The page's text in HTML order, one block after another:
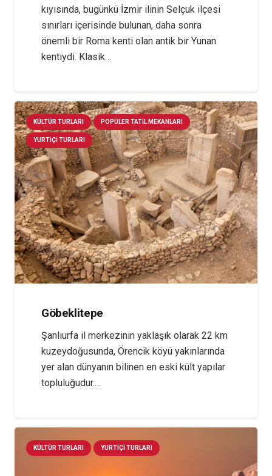
kıyısında, bugünkü İzmir ilinin Selçuk ilçesi
sınırları içerisinde bulunan, daha sonra
önemli bir Roma kenti olan antik bir Yunan
kentiydi. Klasik…
KÜLTÜR TURLARI POPÜLER TATIL MEKANLARI
YURTIÇI TURLARI
Göbeklitepe
Şanlıurfa il merkezinin yaklaşık olarak 22 km
kuzeydoğusunda, Örencik köyü yakınlarında
yer alan dünyanın bilinen en eski kült yapılar
topluluğudur.…
KÜLTÜR TURLARI YURTIÇI TURLARI